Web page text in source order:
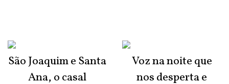
São Joaquim e Santa
Ana, o casal
Voz na noite que
nos desperta e